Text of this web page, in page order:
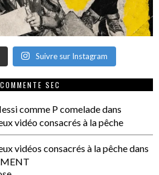
Suivre sur Instagram
SEC
comme P comeladedans
vidéo consacrés à la pêche
vidéos consacrés à la pêchedans